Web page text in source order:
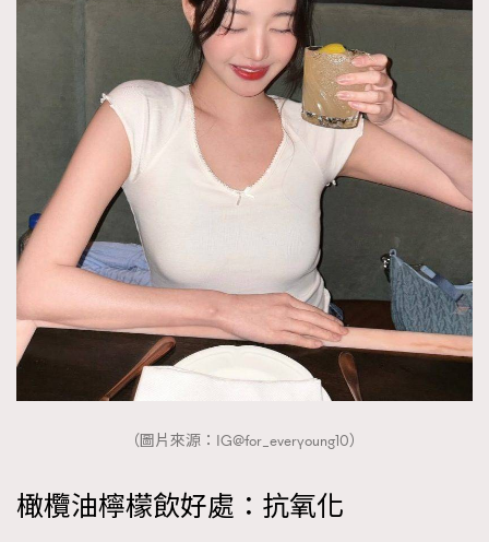
（圖片來源：IG@for_everyoung10）
橄欖油檸檬飲好處：抗氧化